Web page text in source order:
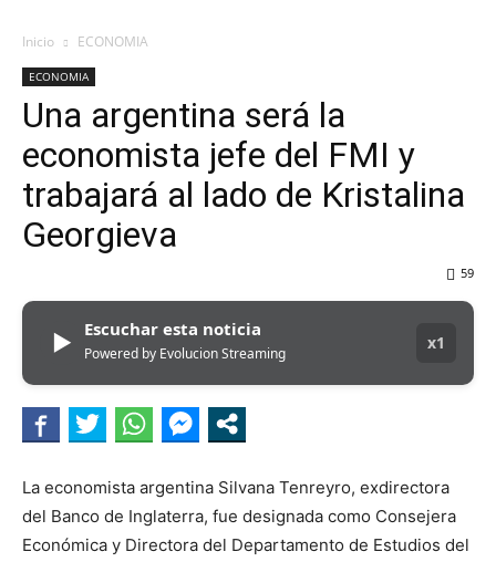
Inicio ECONOMIA
ECONOMIA
Una argentina será la
economista jefe del FMI y
trabajará al lado de Kristalina
Georgieva
59
▶ Escuchar esta noticia
Powered by Evolucion Streaming
x1
La economista argentina Silvana Tenreyro, exdirectora
del Banco de Inglaterra, fue designada como Consejera
Económica y Directora del Departamento de Estudios del